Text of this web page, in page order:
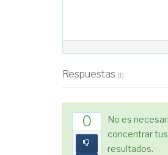
Respuestas (1)
0
No es
concentrar
resultados.